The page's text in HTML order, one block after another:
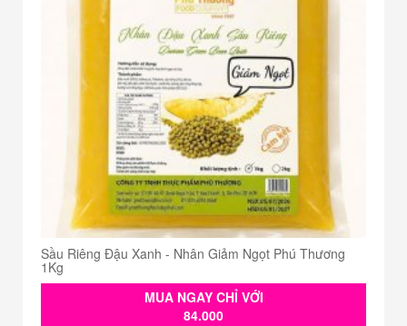
Sầu Riêng Đậu Xanh - Nhân Giảm Ngọt Phú Thương
1Kg
MUA NGAY CHỈ VỚI
84.000